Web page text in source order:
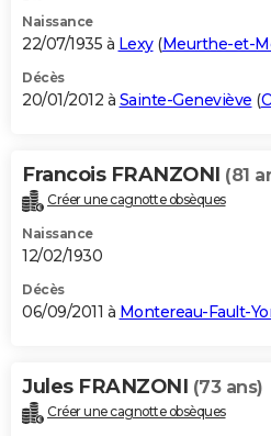
Naissance
22/07/1935 à Lexy(Meurthe-et-
Décès
20/01/2012 à Sainte-Geneviève (
Francois FRANZONI (81
Créer une cagnotte obsèques
Naissance
12/02/1930
Décès
06/09/2011 à Montereau-Fault-
Jules FRANZONI (73 ans)
Créer une cagnotte obsèques